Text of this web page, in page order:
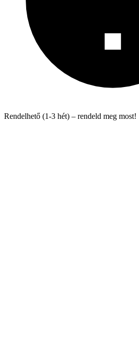
Rendelhető (1-3 hét) – rendeld meg most!